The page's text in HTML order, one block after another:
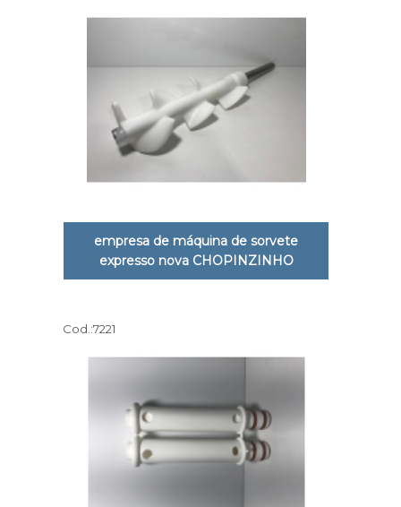
empresa de máquina de sorvete
expresso nova CHOPINZINHO
Cod.:7221